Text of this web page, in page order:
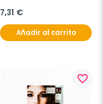
7,31 €
Añadir al carrito
favorite_border